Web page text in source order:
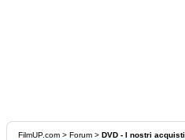
FilmUP.com > Forum > DVD - I nostri acquisti